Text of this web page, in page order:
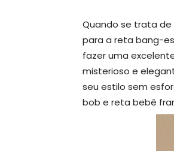
Quando se trata
para a reta bang-
fazer uma
misterioso e
seu estilo sem
bob e reta bebê